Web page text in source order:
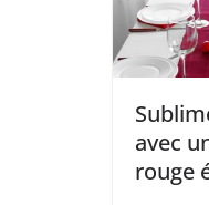
avec
rouge